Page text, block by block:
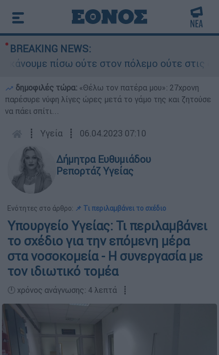
BREAKING NEWS:
πίσω ούτε στον πόλεμο ούτε στις
δημοφιλές τώρα: «Θέλω τον πατέρα μου»: 27χρονη
παρέσυρε νύφη λίγες ώρες μετά το γάμο της και ζητούσε
να πάει σπίτι...
┋ Υγεία ┋ 06.04.2023 07:10
Δήμητρα Ευθυμιάδου
Ρεπορτάζ Υγείας
Ενότητες στο άρθρο: 📌 Τι περιλαμβάνει το σχέδιο
Υπουργείο Υγείας: Τι περιλαμβάνει
το σχέδιο για την επόμενη μέρα
στα νοσοκομεία - Η συνεργασία με
τον ιδιωτικό τομέα
🕛 χρόνος ανάγνωσης: 4 λεπτά ┋